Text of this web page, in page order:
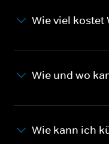
Wie viel kostet
Wie und wo
Wie kann ich